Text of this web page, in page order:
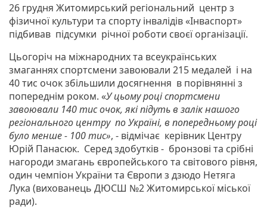
26 грудня Житомирський регіональний центр з
фізичної культури та спорту інвалідів «Інваспорт»
підбивав підсумки річної роботи своєї організації.
Цьогоріч на міжнародних та всеукраїнських
змаганнях спортсмени завоювали 215 медалей і на
40 тис очок збільшили досягнення в порівнянні з
попереднім роком. «У цьому році спортсмени
завоювали 140 тис очок, які підуть в залік нашого
регіонального центру по Україні, в попередньому році
було менше - 100 тис», - відмічає керівник Центру
Юрій Панасюк. Серед здобутків - бронзові та срібні
нагороди змагань європейського та світового рівня,
один чемпіон України та Європи з дзюдо Нетяга
Лука (вихованець ДЮСШ №2 Житомирської міської
ради).